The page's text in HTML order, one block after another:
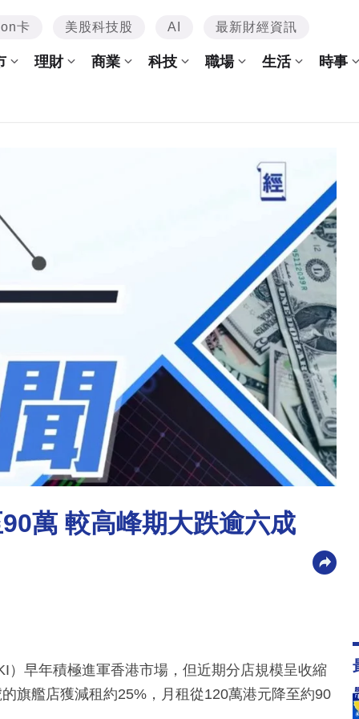
卡 美股科技股 AI 最新財經資訊
理財 商業 科技 職場 生活 時事
萬 較高峰期大跌逾六成
早年積極進軍香港市場，但近期分店規模呈收縮
旗艦店獲減租約25%，月租從120萬港元降至約90